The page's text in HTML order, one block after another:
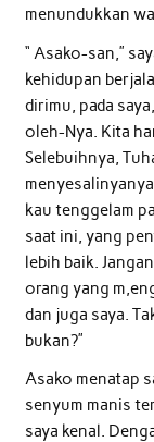
menundukkan
“ Asako-san,”
kehidupan
dirimu, pada
oleh-Nya. Kita
Selebuihnya,
kau tenggelam
saat ini, yang
lebih baik.
orang yang
dan juga saya.
bukan?”
Asako menatap
senyum manis
saya kenal.